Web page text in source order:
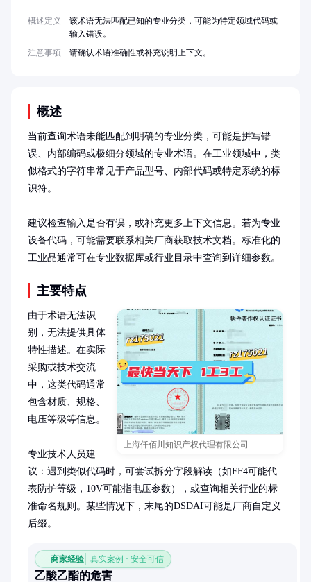
概述
当前查询术语未能匹配到明确的专业分类，可能是拼写错
误、内部编码或极细分领域的专业术语。在工业领域中，类
似格式的字符串常见于产品型号、内部代码或特定系统的标
识符。
建议检查输入是否有误，或补充更多上下文信息。若为专业
设备代码，可能需要联系相关厂商获取技术文档。标准化的
工业品通常可在专业数据库或行业目录中查询到详细参数。
主要特点
上海仟佰川知识产权代理有限公司
由于术语无法识
别，无法提供具体
特性描述。在实际
采购或技术交流
中，这类代码通常
包含材质、规格、
电压等级等信息。
专业技术人员建
议：遇到类似代码时，可尝试拆分字段解读（如FF4可能代
表防护等级，10V可能指电压参数），或查询相关行业的标
准命名规则。某些情况下，末尾的DSDAI可能是厂商自定义
后缀。
商家经验 真实案例 · 安全可信
乙酸乙酯的危害
概述定义
该术语无法匹配已知的专业分类，可能为特定领域代码或
输入错误。
注意事项
请确认术语准确性或补充说明上下文。